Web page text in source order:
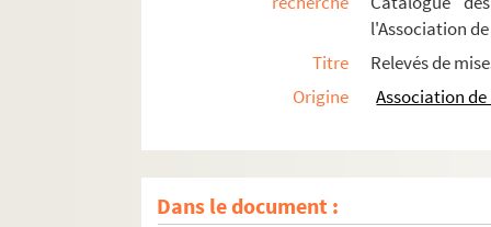
l'Association
Titre
Relevés de
Origine
Association
Dans le document :
Madame Portier : pièce en 3 actes. Entre
Jacques Deval. Mademoiselle : comédie en 3
Maurice Champagne. Mademoiselle Aurore
Alexandre Dumas. Mademoiselle de Belle-
Jules Sandeau. Mademoiselle de la Seiglière